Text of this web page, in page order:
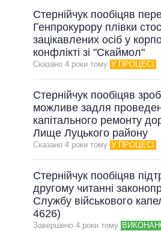
АРХІВНІ
Стернійчук пообіцяв
Генпрокурору плівки
зацікавлених осіб у
конфлікті зі "Скаймол"
Сказано 4 роки тому У ПРОЦЕСІ
Стернійчук пообіцяв
можливе задля
капітального ремонту
Лище Луцького району
Сказано 4 роки тому У ПРОЦЕСІ
Стернійчук пообіцяв
другому читанні
Службу військового
4626)
Завершено 4 роки тому